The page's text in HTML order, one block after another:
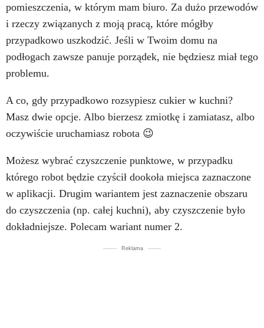
pomieszczenia, w którym mam biuro. Za dużo przewodów
i rzeczy związanych z moją pracą, które mógłby
przypadkowo uszkodzić. Jeśli w Twoim domu na
podłogach zawsze panuje porządek, nie będziesz miał tego
problemu.
A co, gdy przypadkowo rozsypiesz cukier w kuchni?
Masz dwie opcje. Albo bierzesz zmiotkę i zamiatasz, albo
oczywiście uruchamiasz robota 😉
Możesz wybrać czyszczenie punktowe, w przypadku
którego robot będzie czyścił dookoła miejsca zaznaczone
w aplikacji. Drugim wariantem jest zaznaczenie obszaru
do czyszczenia (np. całej kuchni), aby czyszczenie było
dokładniejsze. Polecam wariant numer 2.
Reklama